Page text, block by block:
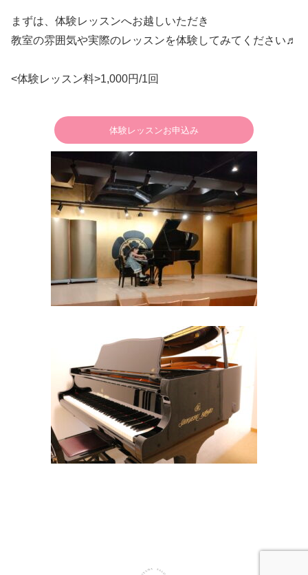
まずは、体験レッスンへお越しいただき
教室の雰囲気や実際のレッスンを体験してみてください♬
<体験レッスン料>1,000円/1回
体験レッスンお申込み